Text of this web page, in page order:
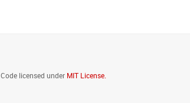
licensed under MIT License.